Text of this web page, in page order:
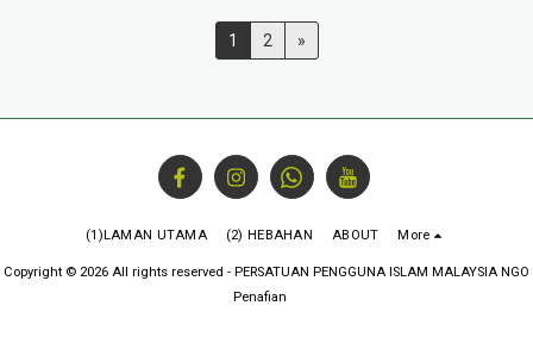
1 2 »
(1)LAMAN UTAMA (2) HEBAHAN ABOUT More
Copyright © 2026 All rights reserved - PERSATUAN PENGGUNA ISLAM MALAYSIA NGO
Penafian